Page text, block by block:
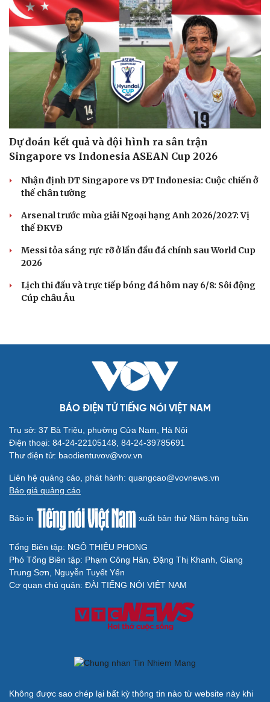
Dự đoán kết quả và đội hình ra sân trận
Singapore vs Indonesia ASEAN Cup 2026
Nhận định ĐT Singapore vs ĐT Indonesia: Cuộc chiến ở
thế chân tường
Arsenal trước mùa giải Ngoại hạng Anh 2026/2027: Vị
thế ĐKVĐ
Messi tỏa sáng rực rỡ ở lần đầu đá chính sau World Cup
2026
Lịch thi đấu và trực tiếp bóng đá hôm nay 6/8: Sôi động
Cúp châu Âu
BÁO ĐIỆN TỬ TIẾNG NÓI VIỆT NAM
Trụ sở: 37 Bà Triệu, phường Cửa Nam, Hà Nội
Điện thoại: 84-24-22105148, 84-24-39785691
Thư điện tử: baodientuvov@vov.vn
Liên hệ quảng cáo, phát hành: quangcao@vovnews.vn
Báo giá quảng cáo
Báo in xuất bản thứ Năm hàng tuần
Tổng Biên tập: NGÔ THIỆU PHONG
Phó Tổng Biên tập: Phạm Công Hân, Đặng Thị Khanh, Giang
Trung Sơn, Nguyễn Tuyết Yến
Cơ quan chủ quản: ĐÀI TIẾNG NÓI VIỆT NAM
Không được sao chép lại bất kỳ thông tin nào từ website này khi